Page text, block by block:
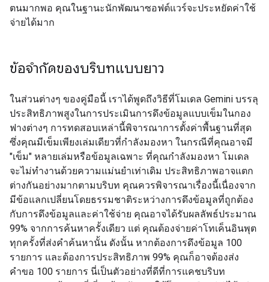
ตนมากพอ คุณในฐานะนักพัฒนาซอฟต์แวร์จะประหยัดค่าใช้
จ่ายได้มาก
ข้อจำกัดของบริบทแบบยาว
ในส่วนต่างๆ ของคู่มือนี้ เราได้พูดถึงวิธีที่โมเดล Gemini บรรลุ
ประสิทธิภาพสูงในการประเมินการดึงข้อมูลแบบเข็มในกอง
ฟางต่างๆ การทดสอบเหล่านี้พิจารณาการตั้งค่าพื้นฐานที่สุด
ซึ่งคุณมีเข็มเพียงเล่มเดียวที่กำลังมองหา ในกรณีที่คุณอาจมี
"เข็ม" หลายเล่มหรือข้อมูลเฉพาะ ที่คุณกำลังมองหา โมเดล
จะไม่ทำงานด้วยความแม่นยำเท่าเดิม ประสิทธิภาพอาจแตก
ต่างกันอย่างมากตามบริบท คุณควรพิจารณาเรื่องนี้เนื่องจาก
มีข้อแลกเปลี่ยนโดยธรรมชาติระหว่างการดึงข้อมูลที่ถูกต้อง
กับการดึงข้อมูลและค่าใช้จ่าย คุณอาจได้รับผลลัพธ์ประมาณ
99% จากการค้นหาครั้งเดียว แต่ คุณต้องจ่ายค่าโทเค็นอินพุต
ทุกครั้งที่ส่งคำค้นหานั้น ดังนั้น หากต้องการดึงข้อมูล 100
รายการ และต้องการประสิทธิภาพ 99% คุณก็อาจต้องส่ง
คำขอ 100 รายการ นี่เป็นตัวอย่างที่ดีที่การแคชบริบท